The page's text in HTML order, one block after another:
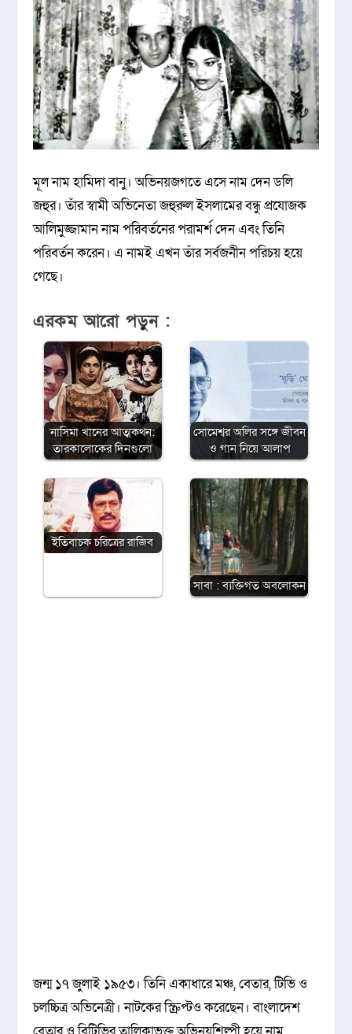
মূল নাম হামিদা বানু। অভিনয়জগতে এসে নাম দেন ডলি
জহুর। তাঁর স্বামী অভিনেতা জহুরুল ইসলামের বন্ধু প্রযোজক
আলিমুজ্জামান নাম পরিবর্তনের পরামর্শ দেন এবং তিনি
পরিবর্তন করেন। এ নামই এখন তাঁর সর্বজনীন পরিচয় হয়ে
গেছে।
এরকম আরো পড়ুন :
নাসিমা খানের আত্মকথন:
তারকালোকের দিনগুলো
সোমেশ্বর অলির সঙ্গে জীবন
ও গান নিয়ে আলাপ
ইতিবাচক চরিত্রের রাজিব
সাবা : ব্যক্তিগত অবলোকন
জন্ম ১৭ জুলাই ১৯৫৩। তিনি একাধারে মঞ্চ, বেতার, টিভি ও
চলচ্চিত্র অভিনেত্রী। নাটকের স্ক্রিপ্টও করেছেন। বাংলাদেশ